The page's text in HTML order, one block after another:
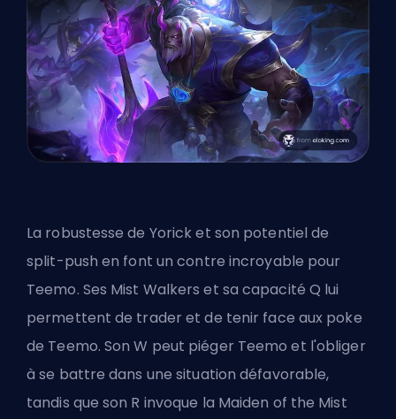
La robustesse de Yorick et son potentiel de
split-push en font un contre incroyable pour
Teemo. Ses Mist Walkers et sa capacité Q lui
permettent de trader et de tenir face aux poke
de Teemo. Son W peut piéger Teemo et l'obliger
à se battre dans une situation défavorable,
tandis que son R invoque la Maiden of the Mist